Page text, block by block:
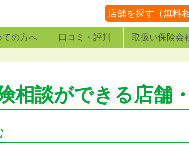
店舗を探す（無料
ての方へ 口コミ・評判 取扱い保険会
相談ができる店舗